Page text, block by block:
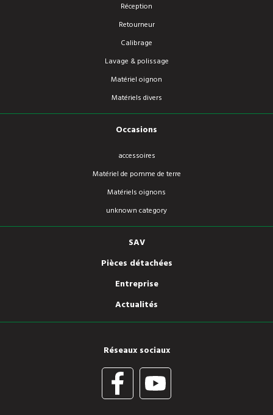
Réception
Retourneur
Calibrage
Lavage & polissage
Matériel oignon
Matériels divers
Occasions
accessoires
Matériel de pomme de terre
Matériels oignons
unknown category
SAV
Pièces détachées
Entreprise
Actualités
Réseaux sociaux